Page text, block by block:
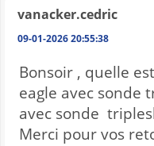
vanacker.cedric
09-01-2026 20:55:38
Bonsoir , quelle
eagle avec sonde
avec sonde
Merci pour vos